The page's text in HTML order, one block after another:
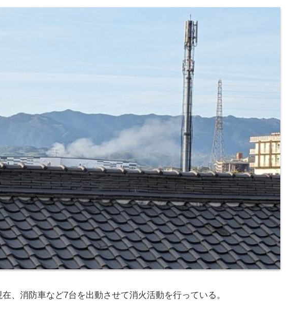
、消防車など7台を出動させて消火活動を行っている。